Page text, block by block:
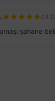
şahane